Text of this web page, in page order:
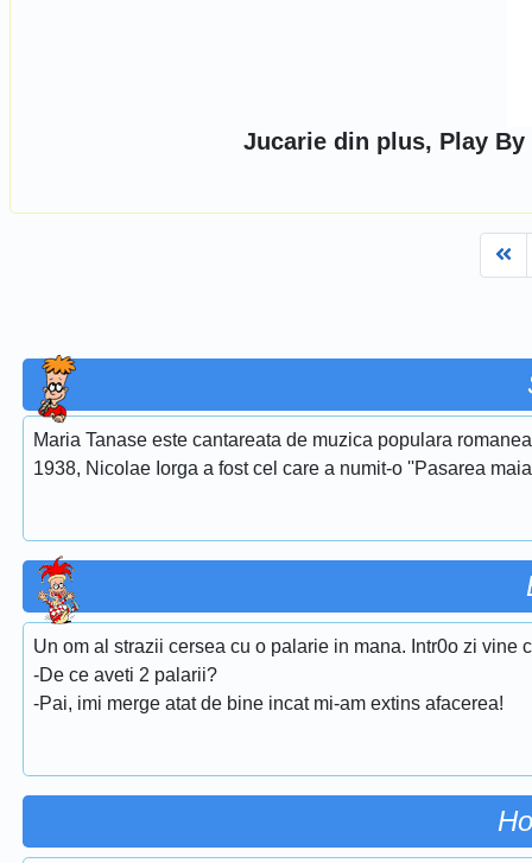
Jucarie din plus, Play By
Maria Tanase este cantareata de muzica populara
1938, Nicolae Iorga a fost cel care a numit-o ''Pasarea
Un om al strazii cersea cu o palarie in mana. Intr0o zi vine
-De ce aveti 2 palarii?
-Pai, imi merge atat de bine incat mi-am extins afacerea!